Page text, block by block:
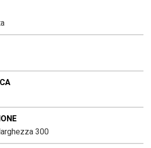
300